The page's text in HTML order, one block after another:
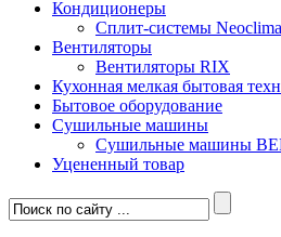
Кондиционеры
Сплит-системы Neoclima
Вентиляторы
Вентиляторы RIX
Кухонная мелкая бытовая
Бытовое оборудование
Сушильные машины
Сушильные машины
Уцененный товар